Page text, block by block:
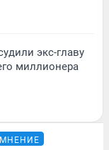
экс-главу
миллионера
МНЕНИЕ